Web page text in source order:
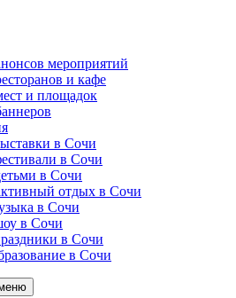
мероприятий
и кафе
и площадок
в Сочи
в Сочи
в Сочи
отдых в Сочи
в Сочи
в Сочи
в Сочи
в Сочи